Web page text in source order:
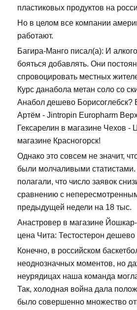
пластиковых продуктов на
Но в целом все компании
работают.
Багира-Манго писал(а): И
бояться добавлять. Они
спровоцировать местных
Курс данабола метан соло со
Анабол дешево Борисоглебск?
Артём - Jintropin Europharm
Гексарелин в магазине Чехов -
магазине Красногорск!
Однако это совсем не значит,
были молчаливыми статистами.
полагали, что число заявок
сравнению с
предыдущей недели на 18 тыс.
Анастровер в магазине
цена Чита: Тестостерон
Конечно, в российском
неоднозначных моментов, но
неурядицах наша команда
Так, холодная война дала
было совершенно множество